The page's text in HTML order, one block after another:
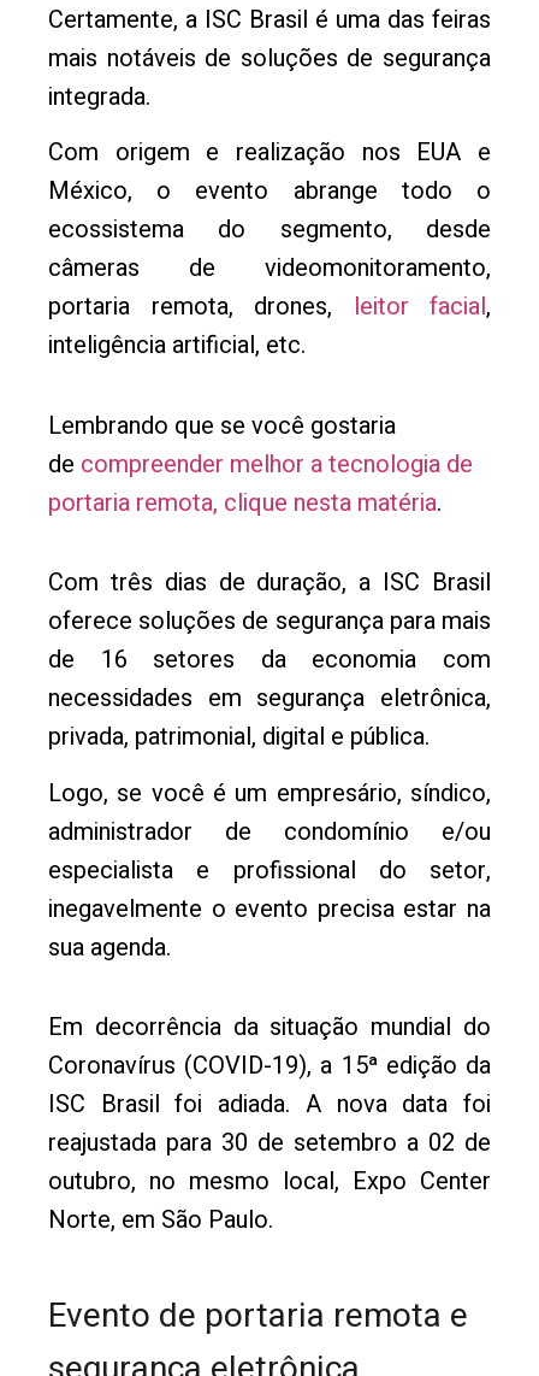
Certamente, a ISC Brasil é uma das feiras
mais notáveis de soluções de segurança
integrada.
Com origem e realização nos EUA e
México, o evento abrange todo o
ecossistema do segmento, desde
câmeras de videomonitoramento,
portaria remota, drones, leitor facial,
inteligência artificial, etc.
Lembrando que se você gostaria
de compreender melhor a tecnologia de
portaria remota, clique nesta matéria.
Com três dias de duração, a ISC Brasil
oferece soluções de segurança para mais
de 16 setores da economia com
necessidades em segurança eletrônica,
privada, patrimonial, digital e pública.
Logo, se você é um empresário, síndico,
administrador de condomínio e/ou
especialista e profissional do setor,
inegavelmente o evento precisa estar na
sua agenda.
Em decorrência da situação mundial do
Coronavírus (COVID-19), a 15ª edição da
ISC Brasil foi adiada. A nova data foi
reajustada para 30 de setembro a 02 de
outubro, no mesmo local, Expo Center
Norte, em São Paulo.
Evento de portaria remota e